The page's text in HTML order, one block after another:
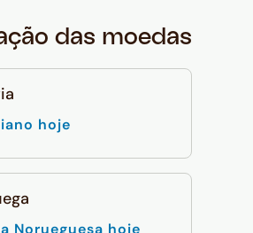
das moedas
hoje
Norueguesa hoje